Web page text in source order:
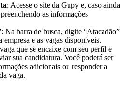
: Acesse o site da Gupy e, caso ainda
as informações
: Na barra de busca, digite “Atacadão”
empresa e as vagas disponíveis.
que se encaixe com seu perfil e
sua candidatura. Você poderá ser
adicionais ou responder a
vaga.